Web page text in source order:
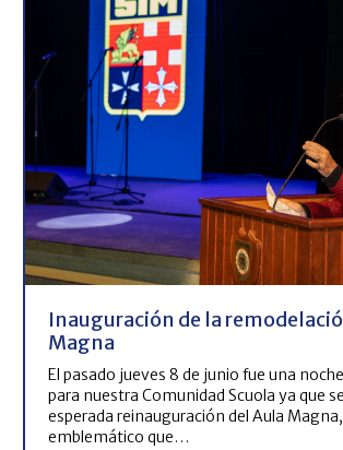
Inauguración de la
Magna
El pasado jueves 8 de junio fue una
para nuestra Comunidad Scuola ya que
esperada reinauguración del Aula
emblemático que…